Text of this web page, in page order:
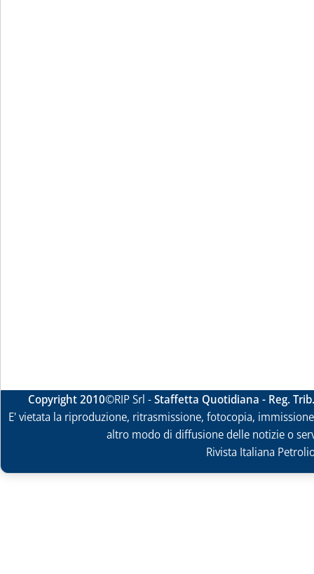
Copyright 2010©RIP Srl -Staffetta Quotidiana - Reg.
E' vietata la riproduzione, ritrasmissione, fotocopia,
altro modo di diffusione delle notizie o
Rivista Italiana